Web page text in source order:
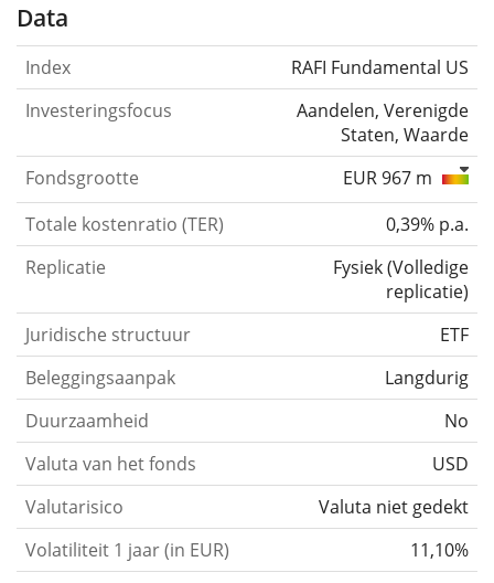
Data
Index
RAFI Fundamental US
Investeringsfocus
Aandelen, Verenigde
Staten, Waarde
Fondsgrootte
EUR 967 m
Totale kostenratio (TER)
0,39% p.a.
Replicatie
Fysiek(Volledige
replicatie)
Juridische structuur
ETF
Beleggingsaanpak
Langdurig
Duurzaamheid
No
Valuta van het fonds
USD
Valutarisico
Valuta niet gedekt
Volatiliteit 1 jaar (in EUR)
11,10%